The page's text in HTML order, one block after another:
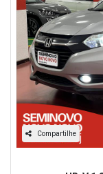
Compartilhe